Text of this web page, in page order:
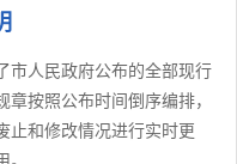
市人民政府公布的全部现行
按照公布时间倒序编排，
止和修改情况进行实时更